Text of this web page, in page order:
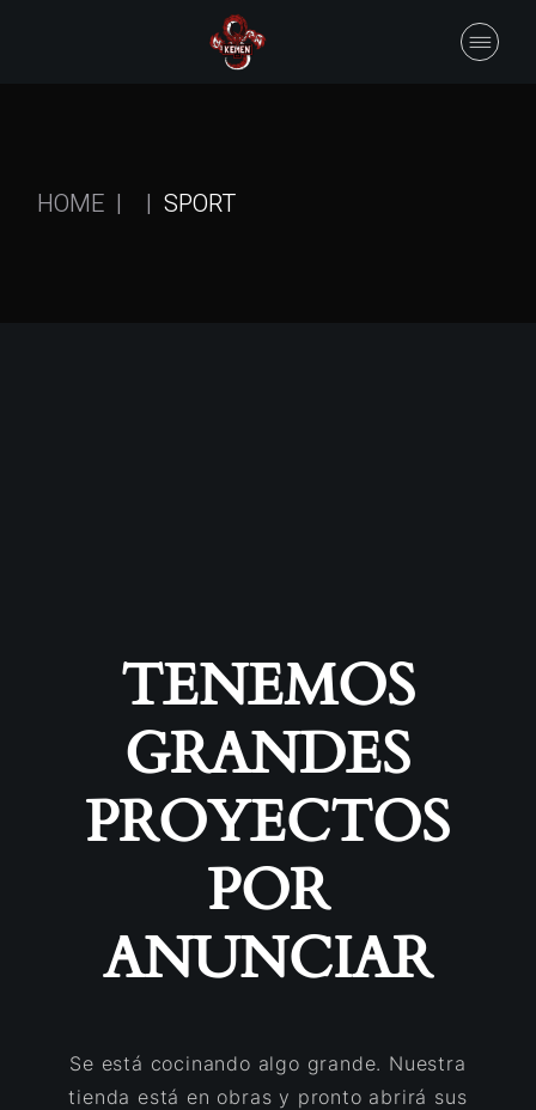
HOME SPORT
TENEMOS
GRANDES
PROYECTOS
POR
ANUNCIAR
Se está cocinando algo grande. Nuestra
tienda está en obras y pronto abrirá sus